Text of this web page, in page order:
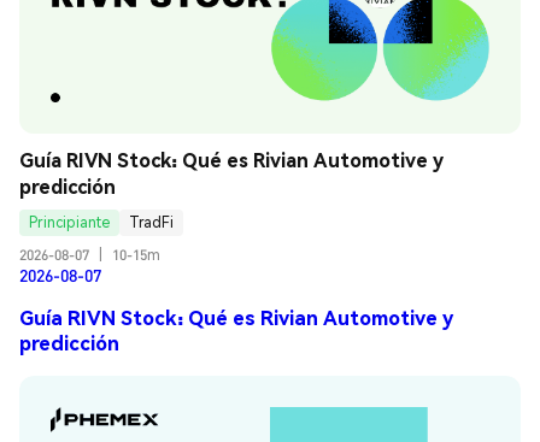
Guía RIVN Stock: Qué es Rivian Automotive y
predicción
Principiante
TradFi
2026-08-07
10-15m
2026-08-07
Guía RIVN Stock: Qué es Rivian Automotive y
predicción